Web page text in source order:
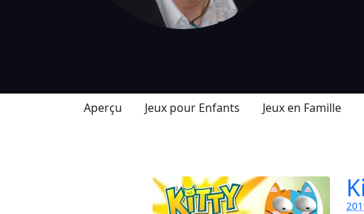
Aperçu Jeux pour Enfants Jeux en Famille